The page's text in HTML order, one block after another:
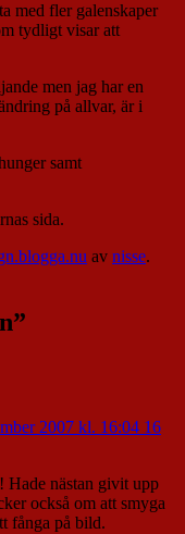
med fler galenskaper
tydligt visar att
men jag har en
på allvar, är i
samt
sida.
av nisse.
”
2007 kl. 16:04 16
nästan givit upp
också om att smyga
fånga på bild.